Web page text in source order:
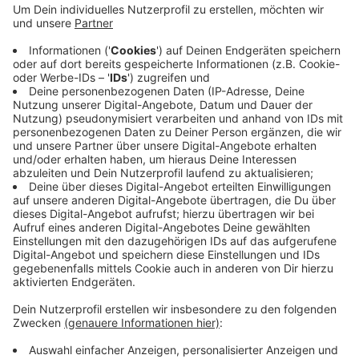
limitierten Jubiläumsbecher aufgelegt, den die
Link zum kompletten Maiwochen-Programm steht
hier. Weil am 15. Mai viele städtische
Mitarbeiterinnen und Mitarbeiter durch die
Maiwoche beschäftigt sind, bleibt die
Stadtverwaltung an diesem Tag geschlossen.
Veröffentlicht:Mittwoch, 13.05.2026 05:48
Anzeige